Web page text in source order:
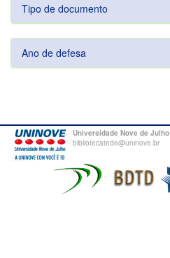
Tipo de documento
Ano de defesa
Universidade Nove de Julho
bibliotecatede@uninove.br